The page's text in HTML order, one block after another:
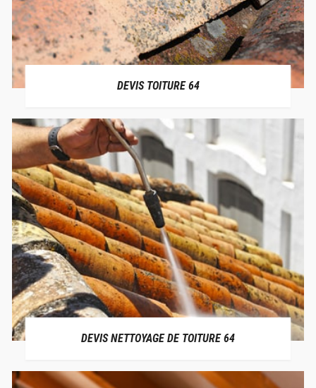
DEVIS TOITURE 64
DEVIS NETTOYAGE DE TOITURE 64